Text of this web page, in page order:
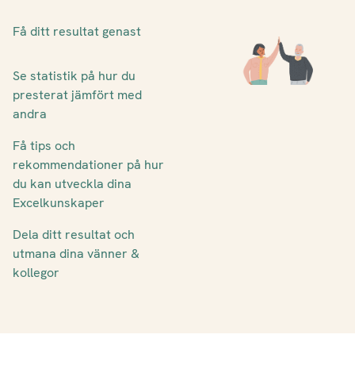
Få ditt resultat genast
Se statistik på hur du
presterat jämfört med
andra
Få tips och
rekommendationer på hur
du kan utveckla dina
Excelkunskaper
Dela ditt resultat och
utmana dina vänner &
kollegor